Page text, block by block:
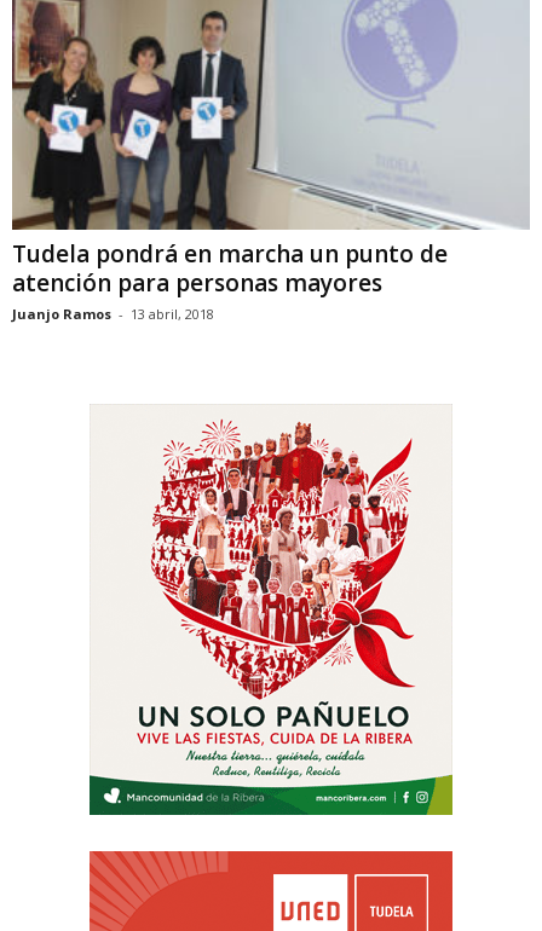
Tudela pondrá en marcha un punto de
atención para personas mayores
Juanjo Ramos - 13 abril, 2018